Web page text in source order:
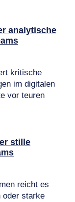
analytische
kritische
im digitalen
vor teuren
stille
reicht es
oder starke